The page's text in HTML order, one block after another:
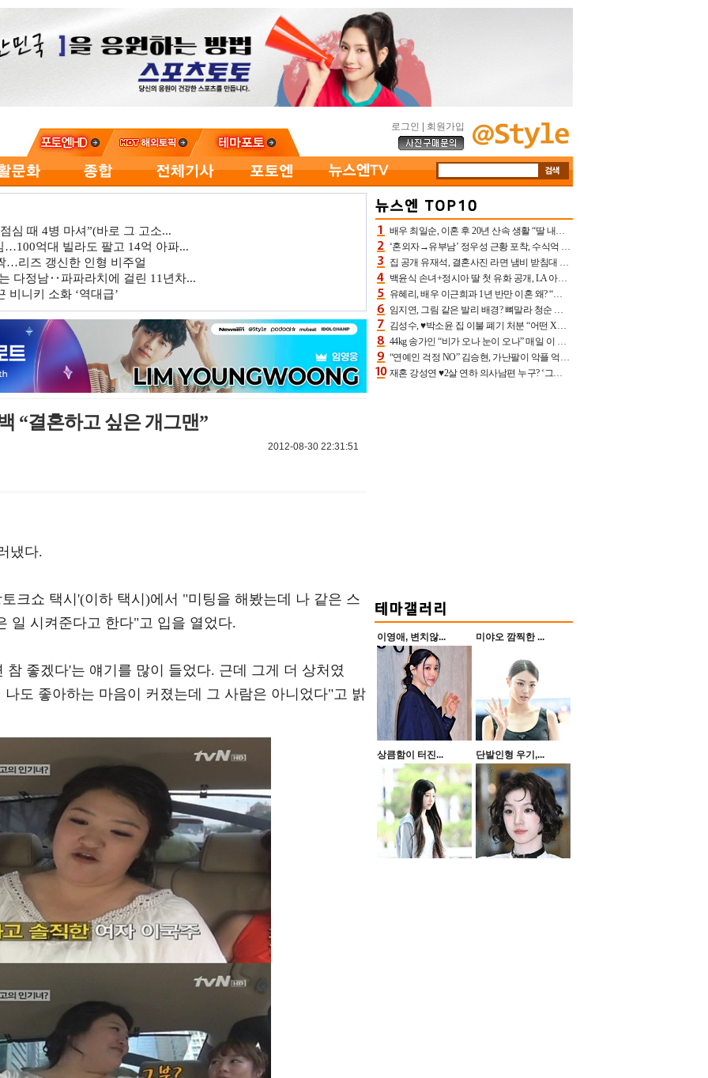
로그인 회원가입
심 때 4병 마셔”(바로 그 고소...
억대 빌라도 팔고 14억 아파...
…리즈 갱신한 인형 비주얼
다정남‥파파라치에 걸린 11년차...
비니키 소화 ‘역대급’
“결혼하고 싶은 개그맨”
2012-08-30 22:31:51
냈다.
크쇼 택시'(이하 택시)에서 "미팅을 해봤는데 나 같은 스
일 시켜준다고 한다"고 입을 열었다.
좋겠다'는 얘기를 많이 들었다. 근데 그게 더 상처였
도 좋아하는 마음이 커졌는데 그 사람은 아니었다"고 밝
배우 최일순, 이혼 후 20년 산속 생활 “딸 내가 버렸다고 원망‥맘 아파”(특종)[어제TV]
‘혼외자→유부남’ 정우성 근황 포착, 수식억 해킹 피해 후배 만났다 “존경하는”
집 공개 유재석, 결혼사진 라면 냄비 받침대 되고 분노‥가족사진도 피해(놀뭐)[어제TV]
백윤식 손녀+정시아 딸 첫 유화 공개, LA 아트쇼→서울국제조각페스타 작가다운 수준급 실력
유혜리, 배우 이근희과 1년 반만 이혼 왜? “식칼 꽂고 의자 던져” 충격 폭로(특종)[어제TV]
임지연, 그림 같은 발리 배경? 뼈말라 청순 비키니 핏에 상대 안 되네
김성수, ♥박소윤 집 이불 폐기 처분 “어떤 X이랑 썼을지 몰라” 질투(신랑수업2)[어제TV]
44kg 송가인 “비가 오나 눈이 오나” 매일 이 운동, 허벅지 근육량 상승+체지방 감소
“연예인 걱정 NO” 김승현, 가난팔이 악플 억울할만‥아내+딸과 日 여행
재혼 강성연 ♥2살 연하 의사남편 누구? ‘그알’ 자문의에 훈남 비주얼 초엘리트 스펙 [종합]
이영애, 변치않... 미야오 깜찍한 ...
상큼함이 터진... 단발인형 우기,...